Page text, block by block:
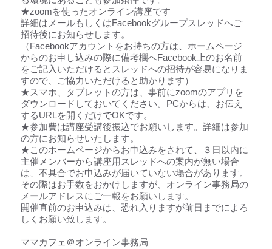
★zoomを使ったオンライン講座です
詳細はメールもしくはFacebookグループスレッドへご
招待後にお知らせします。
（Facebookアカウントをお持ちの方は、ホームページ
からのお申し込みの際に備考欄へFacebook上のお名前
をご記入いただけるとスレッドへの招待が容易になりま
すので、ご協力いただけると助かります）
★スマホ、タブレットの方は、事前にzoomのアプリを
ダウンロードしておいてください。PCからは、お伝え
するURLを開くだけでOKです。
★参加費は講座受講後振込でお願いします。詳細は参加
の方にお知らせいたします。
★このホームページからお申込みをされて、３日以内に
主催メンバーから講座用スレッドへの案内が無い場合
は、不具合でお申込みが届いていない場合があります。
その際はお手数をおかけしますが、オンライン事務局の
メールアドレスにご一報をお願いします。
開催直前のお申込みは、恐れ入りますが前日までによろ
しくお願い致します。
ママカフェ＠オンライン事務局